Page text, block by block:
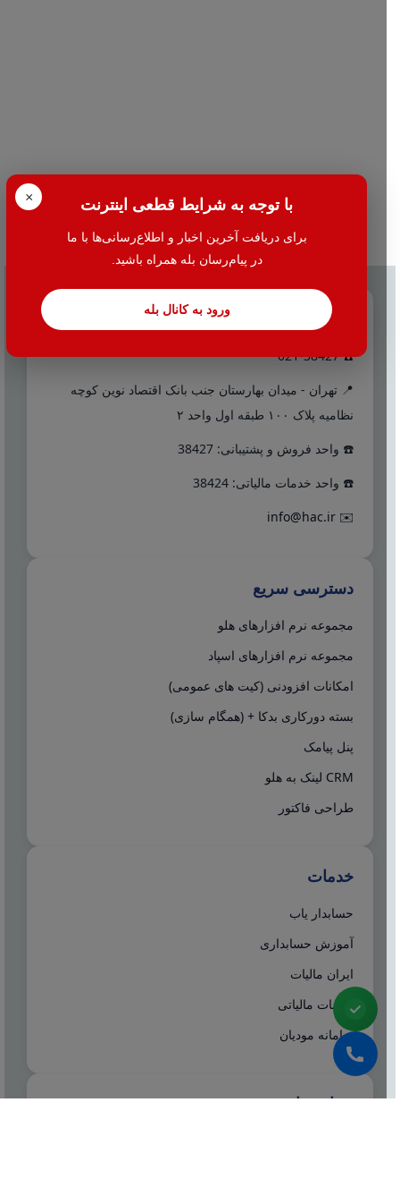
× با توجه به شرایط قطعی اینترنت
برای دریافت آخرین اخبار و اطلاع‌رسانی‌ها با ما
در پیام‌رسان بله همراه باشید.
ورود به کانال بله تماس با ما
☎️ 021-38427
📍 تهران - میدان بهارستان جنب بانک اقتصاد نوین کوچه
نظامیه پلاک ۱۰۰ طبقه اول واحد ۲
☎️ واحد فروش و پشتیبانی: 38427
☎️ واحد خدمات مالیاتی: 38424
✉️
info@hac.ir
دسترسی سریع
مجموعه نرم افزارهای هلو
مجموعه نرم افزارهای اسپاد
امکانات افزودنی (کیت های عمومی)
بسته دورکاری بدکا + (همگام سازی)
پنل پیامک
CRM لینک به هلو
طراحی فاکتور
خدمات
حسابدار یاب
آموزش حسابداری
ایران مالیات
خدمات مالیاتی
سامانه مودیان
درباره ما